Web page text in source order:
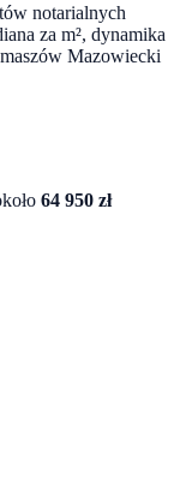
notarialnych
za m², dynamika
Mazowiecki
64 950 zł